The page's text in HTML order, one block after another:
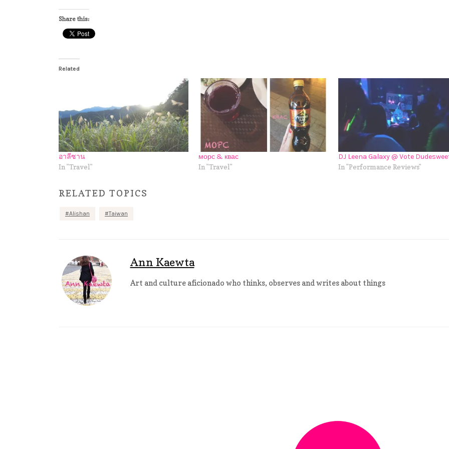
Share this:
Related
อาลีซาน
In "Travel"
морс & квас
In "Travel"
DJ Leena Galaxy @ Vote
In "Performance Reviews"
RELATED TOPICS
Alishan Taiwan
Ann Kaewta
Art and culture aficionado who thinks, observes and writes about things